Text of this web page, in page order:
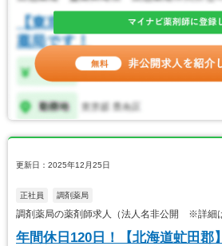
更新日：2025年12月25日
正社員 調剤薬局
調剤薬局の薬剤師求人（法人名非公開 ※詳細
年間休日120日！【北海道虻田郡